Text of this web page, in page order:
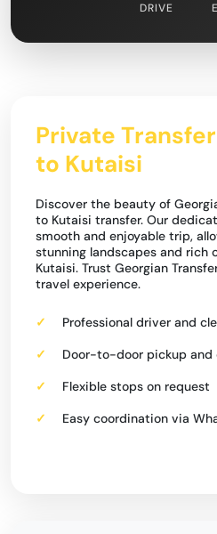
DRIVE
Private
to Kutaisi
Discover the beauty of
to Kutaisi transfer. Our
smooth and enjoyable trip,
stunning landscapes and rich
Kutaisi. Trust Georgian
travel experience.
Professional driver and
Door-to-door pickup
Flexible stops on request
Easy coordination via